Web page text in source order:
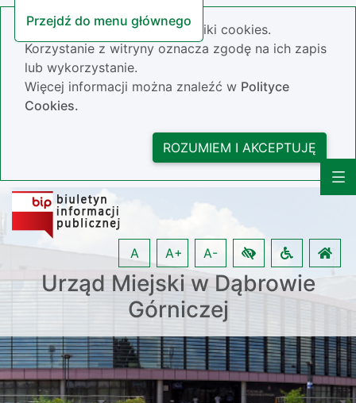
Przejdź do menu głównego
Nasza strona wykorzystuje pliki cookies.
Korzystanie z witryny oznacza zgodę na ich zapis
lub wykorzystanie.
Więcej informacji można znaleźć w Polityce
Cookies.
ROZUMIEM I AKCEPTUJĘ
Urząd Miejski w Dąbrowie
Górniczej
A A+ A-